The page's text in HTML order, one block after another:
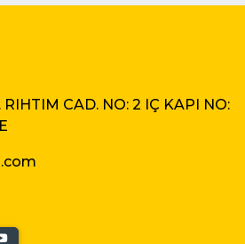
CAD. NO: 2 IÇ KAPI NO: